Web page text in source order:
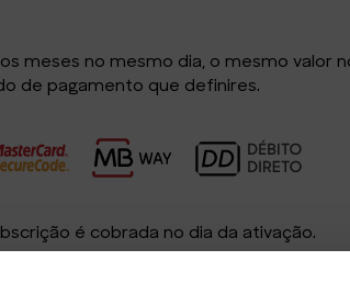
meses no mesmo dia, o mesmo valor
de pagamento que definires.
é cobrada no dia da ativação.